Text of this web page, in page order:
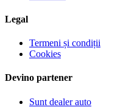
Legal
Termeni și condiții
Cookies
Devino partener
Sunt dealer auto